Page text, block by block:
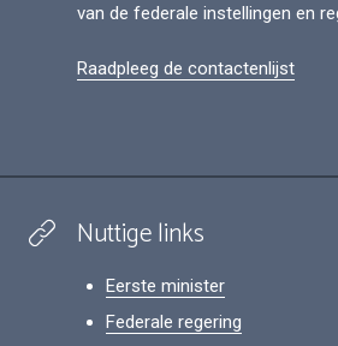
van de federale instellingen en
Raadpleeg de contactenlijst
Nuttige links
Eerste minister
Federale regering